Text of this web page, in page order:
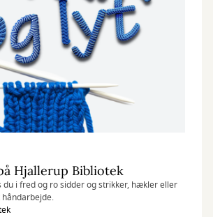
Hjallerup Bibliotek
du i fred og ro sidder og strikker, hækler eller